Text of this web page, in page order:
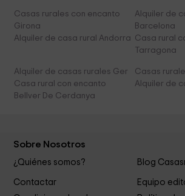
Casas rurales con encanto
Girona
Alquiler de
Barcelona
Alquiler de casa rural Andorra Casa rural
Tarragona
Alquiler de casas rurales Ger
Casas
Casa rural con encanto
Bellver De Cerdanya
Alquiler de
Sobre Nosotros
¿Quiénes somos? Blog
Contactar
Equipo